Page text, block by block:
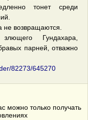
тонет среди
не возвращаются.
Гундахара,
парней, отважно
82273/645270
можно только получать